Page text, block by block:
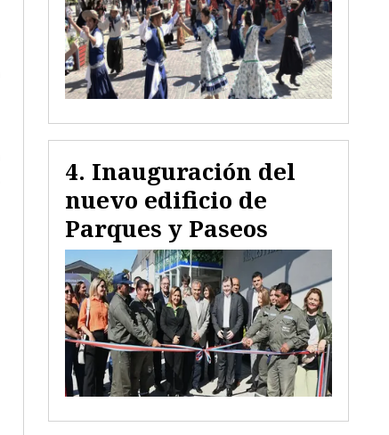
Inauguración del
nuevo edificio de
Parques y Paseos